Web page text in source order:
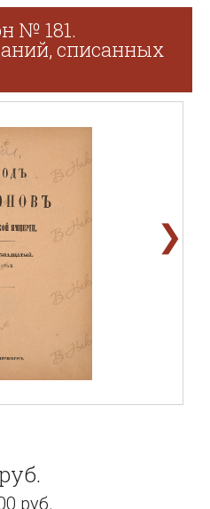
№ 181.
списанных
❯
руб.